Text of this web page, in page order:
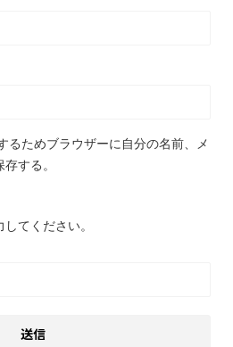
るためブラウザーに自分の名前、メ
する。
てください。